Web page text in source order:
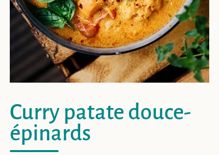
Curry patate douce-
épinards